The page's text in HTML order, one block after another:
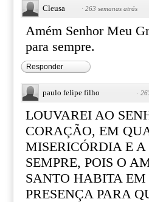
Cleusa · 263 semanas atrás
Amém Senhor Meu
para sempre.
Responder
paulo felipe filho ·
LOUVAREI AO
CORAÇÃO, EM
MISERICÓRDIA E
SEMPRE, POIS O
SANTO HABITA
PRESENÇA PARA